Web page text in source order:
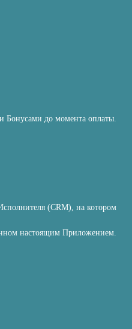
Бонусами до момента оплаты.
(CRM), на котором
настоящим Приложением.